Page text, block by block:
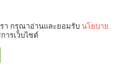
รา กรุณาอ่านและยอมรับ นโยบาย
ารเว็บไซต์